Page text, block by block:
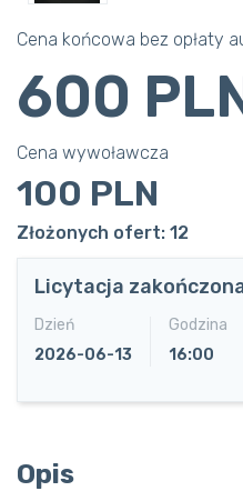
Cena końcowa bez opłaty
600
Cena wywoławcza
100 PLN
Złożonych ofert: 12
Licytacja
Dzień
2026-06-13
Godzina
16:00
Opis